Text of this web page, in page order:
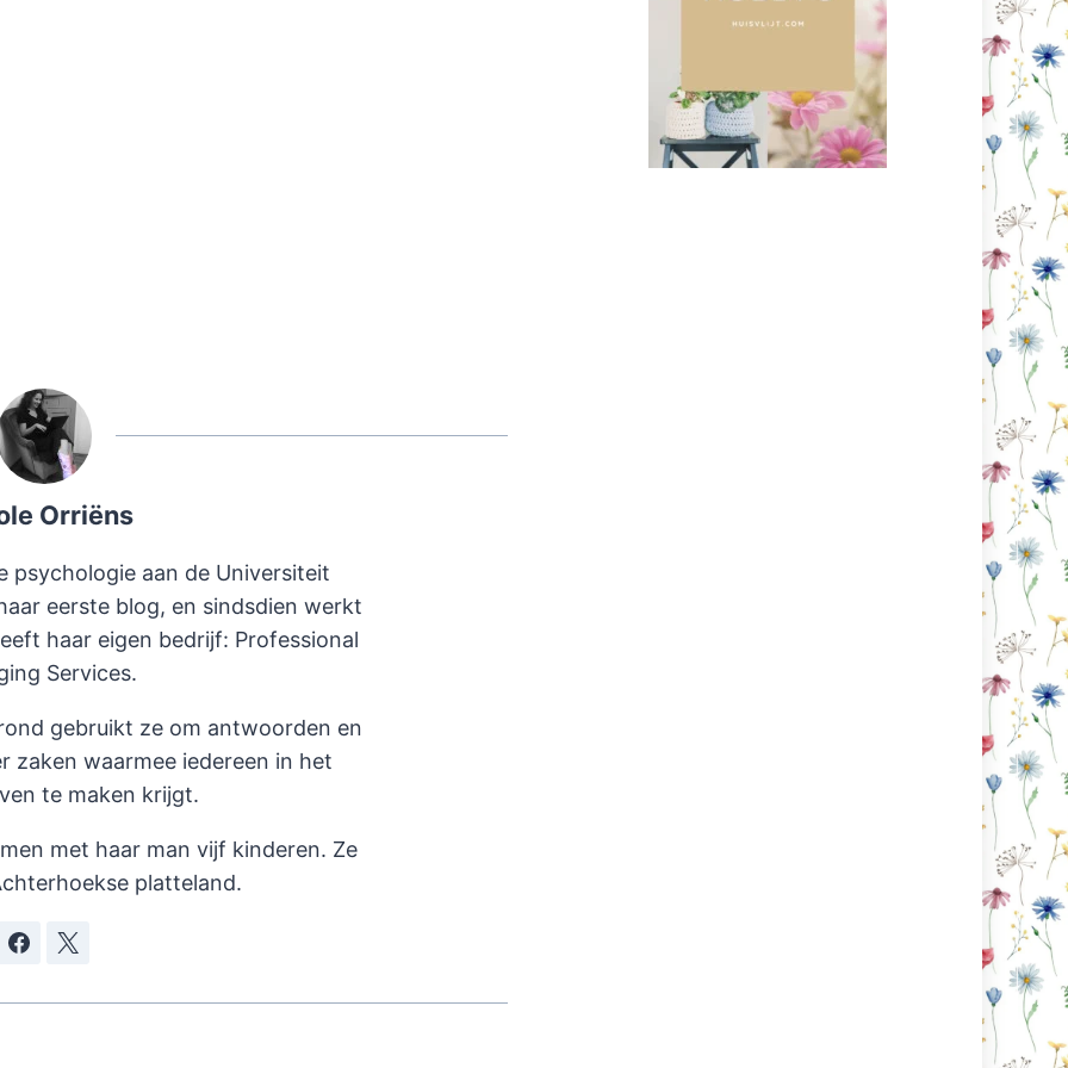
Orriëns
psychologie aan de Universiteit
eerste blog, en sindsdien werkt
haar eigen bedrijf: Professional
Services.
gebruikt ze om antwoorden en
zaken waarmee iedereen in het
te maken krijgt.
met haar man vijf kinderen. Ze
platteland.